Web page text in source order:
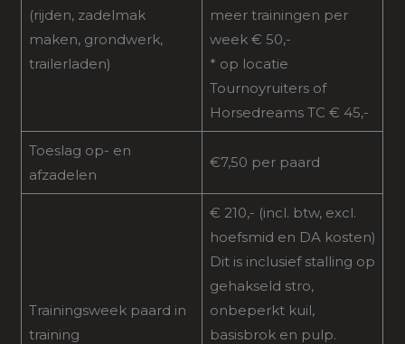
(rijden, zadelmak
maken, grondwerk,
trailerladen)
meer trainingen per
week € 50,-
* op locatie
Tournoyruiters of
Horsedreams TC € 45,-
Toeslag op- en
afzadelen
€7,50 per paard
Trainingsweek paard in
training
€ 210,- (incl. btw, excl.
hoefsmid en DA kosten)
Dit is inclusief stalling op
gehakseld stro,
onbeperkt kuil,
basisbrok en pulp.